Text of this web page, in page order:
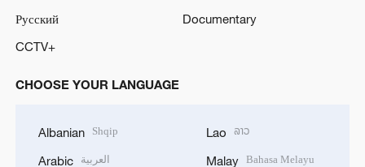
Русский
Documentary
CCTV+
CHOOSE YOUR LANGUAGE
Albanian Shqip
Arabic العربية
Lao ລາວ
Malay Bahasa Melayu